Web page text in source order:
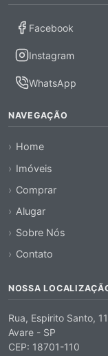
Facebook
Instagram
WhatsApp
NAVEGAÇÃO
Home
Imóveis
Comprar
Alugar
Sobre Nós
Contato
NOSSA
Rua, Espirito Santo,
Avare - SP
CEP: 18701-110